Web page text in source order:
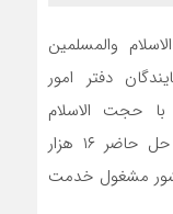
والمسلمین
دفتر امور
حجت الاسلام
والمسلمین عبدالکریم عابدینی گفتند در حل حاضر ۱۶ هزار
مشغول خدمت